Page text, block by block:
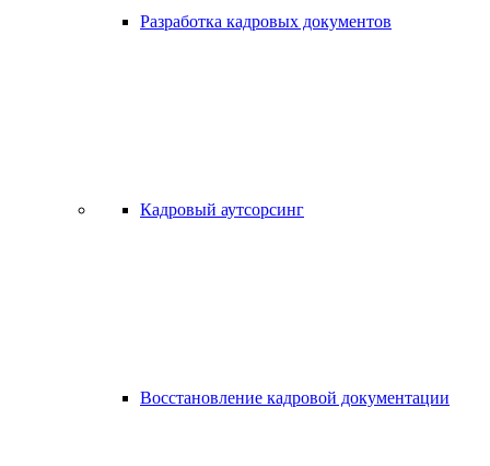
Разработка кадровых документов
Кадровый аутсорсинг
Восстановление кадровой документации